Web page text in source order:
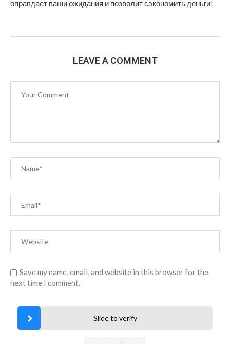
оправдает ваши ожидания и позволит сэкономить деньги!
LEAVE A COMMENT
Save my name, email, and website in this browser for the
next time I comment.
Slide to verify